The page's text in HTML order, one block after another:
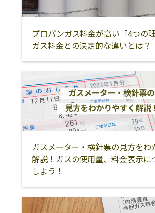
阿蘇市 阿蘇郡南小国町
阿蘇郡産山村
阿蘇郡高森町
阿蘇郡西原村
八代市
上益城郡嘉島町
上益城郡益城町
上益城郡山都町
八代郡氷川町
球磨郡錦町
球磨郡湯前町
球磨郡相良村
球磨郡山江村
球磨郡球磨村
天草市
上天草市
プロパンガス料金が高い「4つの
ガス料金との決定的な違いとは？
ガスメーター・検針票の見方をわ
解説！ガスの使用量、料金表示に
しよう！